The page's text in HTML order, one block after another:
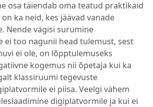
osa täiendab oma teatud praktikaid
ka neid, kes jäävad vanade
Nende vägisi surumine
ei too nagunii head tulemust, sest
ei ole, on lõpptulemuseks
kogemus nii õpetaja kui ka
klassiruumi tegevuste
ei piisa. Veelgi vähem
digiplatvormile ja kui ei